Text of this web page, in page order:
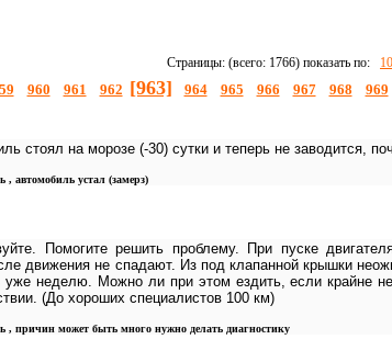
Страницы: (всего: 1766) показать по: 10
960 961 962 [963] 964 965 966 967 968 969
стоял на морозе (-30) сутки и теперь не заводится,
, автомобиль устал (замерз)
Помогите решить проблему. При пуске
движения не спадают. Из под клапанной крышки
уже неделю. Можно ли при этом ездить, если крайне
(До хороших специалистов 100 км)
, причин может быть много нужно делать диагностику